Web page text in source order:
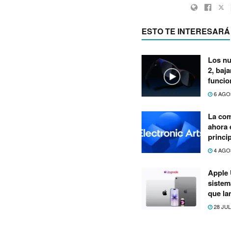
ESTO TE INTERESARÁ
Los
2,
6
La
ahora
4
Apple
que
28